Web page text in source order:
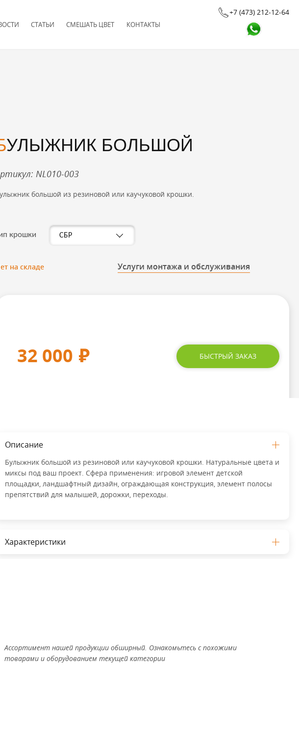
СТАТЬИ СМЕШАТЬ ЦВЕТ КОНТАКТЫ
+7 (473) 212-12-64
БУЛЫЖНИК БОЛЬШОЙ
NL010-003
большой из резиновой или каучуковой крошки.
крошки
на складе Услуги монтажа и обслуживания
32 000 ₽ БЫСТРЫЙ ЗАКАЗ
Описание
Булыжник большой из резиновой или каучуковой крошки. Натуральные цвета и
миксы под ваш проект. Сфера применения: игровой элемент детской
площадки, ландшафтный дизайн, ограждающая конструкция, элемент полосы
препятствий для малышей, дорожки, переходы.
Характеристики
Ассортимент нашей продукции обширный. Ознакомьтесь с похожими
товарами и оборудованием текущей категории